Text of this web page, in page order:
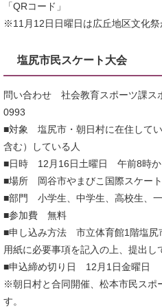
「QRコード」
※11月12日日曜日は広丘地区文化祭
塩尻市民スケート大会
問い合わせ 社会教育スポーツ課
0993
■対象 塩尻市・朝日村に在住して
含む）している人
■日時 12月16日土曜日 午前8時か
■場所 岡谷市やまびこ国際スケー
■部門 小学生、中学生、高校生、一
■参加費 無料
■申し込み方法 市立体育館1階塩尻
用紙に必要事項を記入の上、提出し
■申込締め切り日 12月1日金曜日
※朝日村と合同開催、松本市民スポ
す。